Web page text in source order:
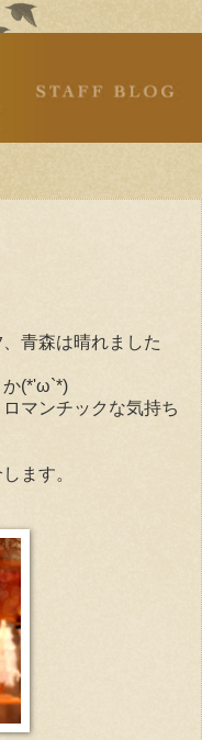
青森は晴れました
か(*'ω`*)
マンチックな気持ち
ます。